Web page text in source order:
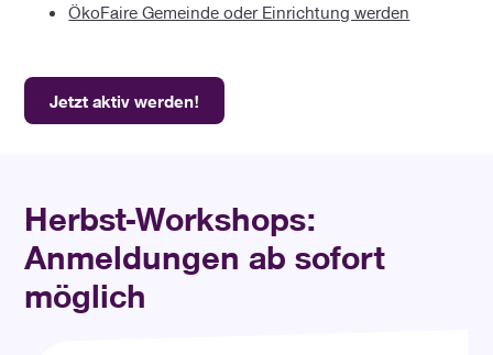
ÖkoFaire Gemeinde oder Einrichtung werden
Jetzt aktiv werden!
Herbst-Workshops:
Anmeldungen ab sofort
möglich